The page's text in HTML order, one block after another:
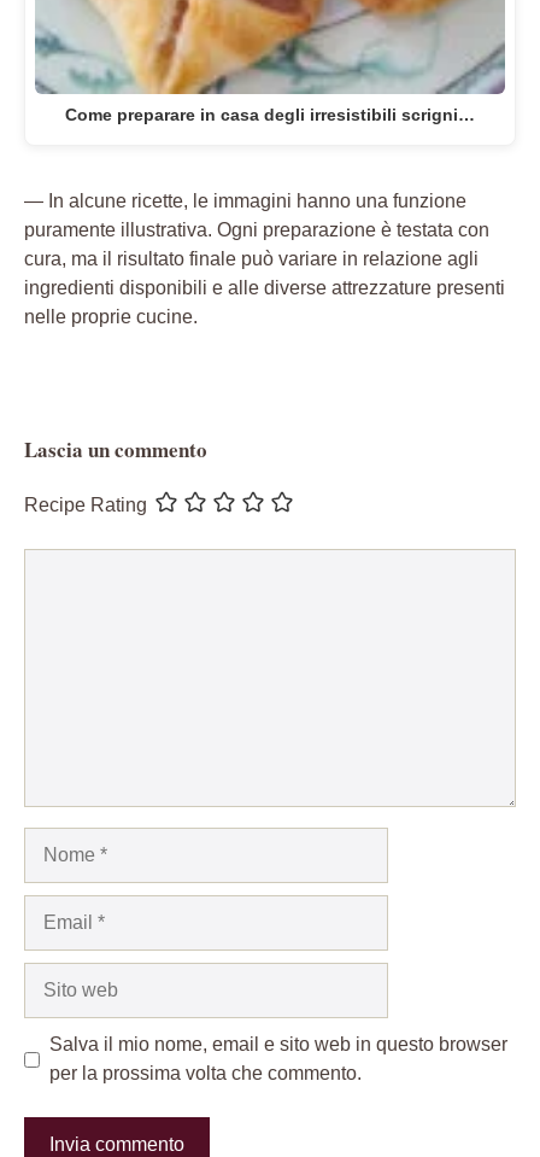
Come preparare in casa degli irresistibili scrigni…
— In alcune ricette, le immagini hanno una funzione
puramente illustrativa. Ogni preparazione è testata con
cura, ma il risultato finale può variare in relazione agli
ingredienti disponibili e alle diverse attrezzature presenti
nelle proprie cucine.
Lascia un commento
Recipe Rating
Salva il mio nome, email e sito web in questo browser
per la prossima volta che commento.